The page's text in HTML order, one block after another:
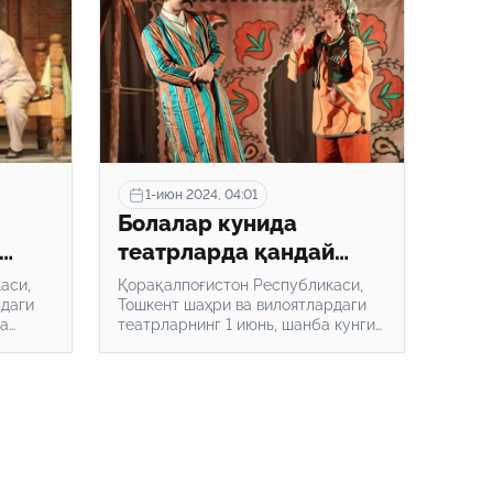
1-июн 2024, 04:01
Болалар кунида
театрларда қандай
спектакллар қўйилади?
Қорақалпоғистон Республикаси,
Тошкент шаҳри ва вилоятлардаги
театрларнинг 1 июнь, шанба кунги